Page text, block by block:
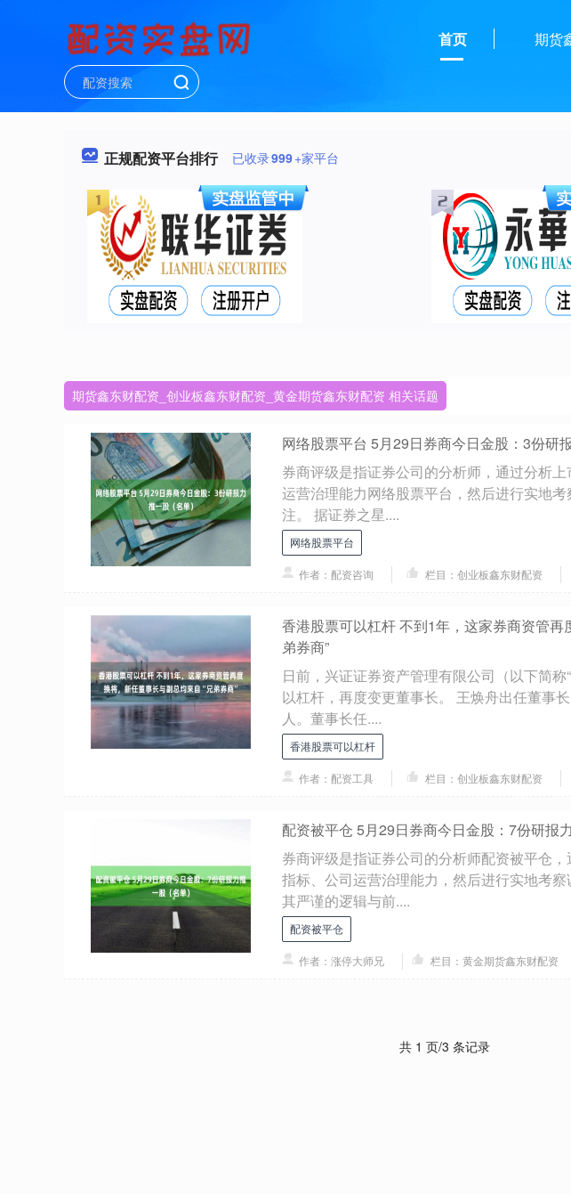
首页 期货
正规配资平台排行 已收录999+家平台
期货鑫东财配资_创业板鑫东财配资_黄金期货鑫东财配资 相关话题
网络股票平台 5月29日券商今日金股：3份研
券商评级是指证券公司的分析师，通过分析
运营治理能力网络股票平台，然后进行实地
注。 据证券之星....
网络股票平台
作者：配资咨询 栏目：创业板鑫东财配资
香港股票可以杠杆 不到1年，这家券商资管
弟券商”
日前，兴证证券资产管理有限公司（以下简
以杠杆，再度变更董事长。 王焕舟出任董事
人。董事长任....
香港股票可以杠杆
作者：配资工具 栏目：创业板鑫东财配资
配资被平仓 5月29日券商今日金股：7份研报
券商评级是指证券公司的分析师配资被平仓
指标、公司运营治理能力，然后进行实地考
其严谨的逻辑与前....
配资被平仓
作者：涨停大师兄 栏目：黄金期货鑫东财配资
共 1 页/3 条记录